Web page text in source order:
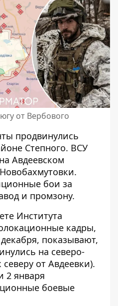
от Вербового
продвинулись
Степного. ВСУ
Авдеевском
бои за
и промзону.
Института
кадры,
показывают,
на северо-
северу от Авдеевки).
2 января
боевые